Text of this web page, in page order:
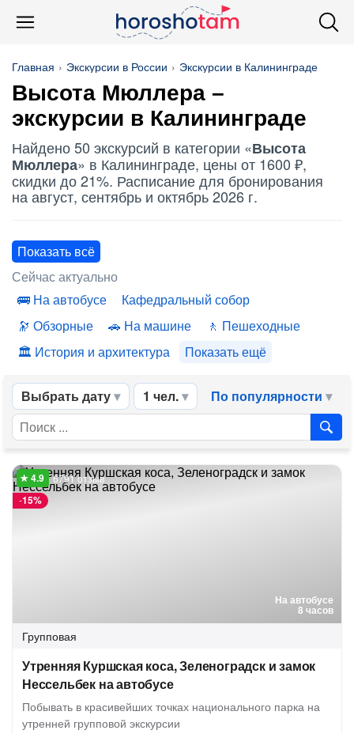
Главная Экскурсии в России Экскурсии в Калининграде
Высота Мюллера –
экскурсии в Калининграде
Найдено 50 экскурсий в категории «Высота
Мюллера» в Калининграде, цены от 1600 ₽,
скидки до 21%. Расписание для бронирования
на август, сентябрь и октябрь 2026 г.
Показать всё
Сейчас актуально
На автобусе
Кафедральный собор
Обзорные
На машине
Пешеходные
История и архитектура
Показать ещё
Выбрать дату 1 чел. По популярности
На автобусе
8 часов
-15%
6791 отзыв
Групповая
Утренняя Куршская коса, Зеленоградск и замок
Нессельбек на автобусе
Побывать в красивейших точках национального парка на
утренней групповой экскурсии